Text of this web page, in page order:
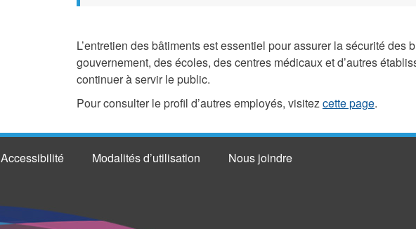
L’entretien des bâtiments est essentiel pour assurer la sécurité des
gouvernement, des écoles, des centres médicaux et d’autres
continuer à servir le public.
Pour consulter le profil d’autres employés, visitezcette page.
Accessibilité Modalités d’utilisation Nous joindre